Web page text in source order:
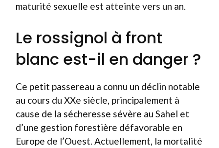
maturité sexuelle est atteinte vers un an.
Le rossignol à front
blanc est-il en danger ?
Ce petit passereau a connu un déclin notable
au cours du XXe siècle, principalement à
cause de la sécheresse sévère au Sahel et
d’une gestion forestière défavorable en
Europe de l’Ouest. Actuellement, la mortalité